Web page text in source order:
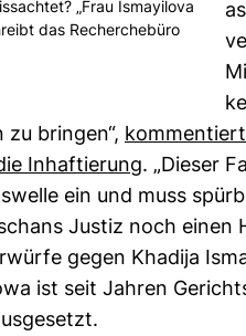
„Frau Ismay­ilova
das Recher­che­büro
zu bringen“,
Inhaf­tie­rung. „Dieser
ein und muss
Justiz noch einen
gegen Kha­dija
ist seit Jahren